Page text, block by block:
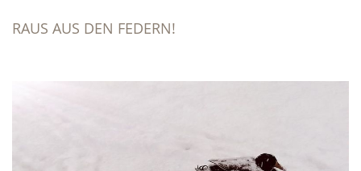
RAUS AUS DEN FEDERN!